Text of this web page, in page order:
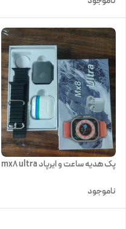
پک هدیه ساعت و ایرپاد mx8 ultra
ناموجود